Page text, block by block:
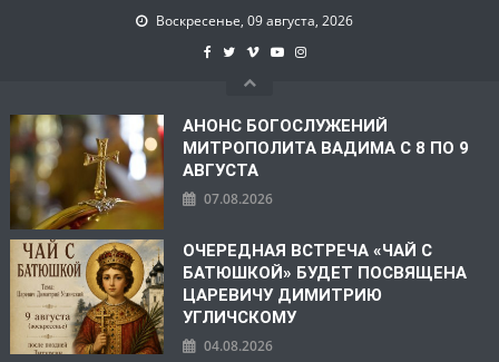
Воскресенье, 09 августа, 2026
АНОНС БОГОСЛУЖЕНИЙ
МИТРОПОЛИТА ВАДИМА С 8 ПО 9
АВГУСТА
07.08.2026
ОЧЕРЕДНАЯ ВСТРЕЧА «ЧАЙ С
БАТЮШКОЙ» БУДЕТ ПОСВЯЩЕНА
ЦАРЕВИЧУ ДИМИТРИЮ
УГЛИЧСКОМУ
04.08.2026